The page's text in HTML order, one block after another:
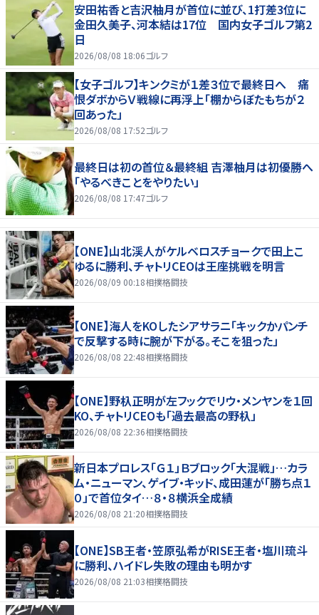
安田祐香と吉沢柚月が首位に並び、1打差3位に
金田久美子、河本結は17位 国内女子ゴルフ第2
日
2026/08/08 18:06ゴルフ
【女子ゴルフ】キンクミが１差３位で最終日へ 痛
恨ダボからＶ戦線に再浮上「棚からぼたもちが２
回あった」
2026/08/08 17:52ゴルフ
最終日は初の首位＆最終組 吉澤柚月は初優勝へ
「やるべきことをやりたい」
2026/08/08 17:47ゴルフ
【ONE】山北渓人がケルベロスチョークで田上こ
ゆるに勝利、チャトリCEOは王座挑戦を明言
2026/08/09 00:18相撲格闘技
【ONE】海人をKOしたシアサラニ「キックかパンチ
で反撃する時に腕が下がる。そこを狙った」
2026/08/08 22:48相撲格闘技
【ONE】野杁正明が左フックでリウ・メンヤンを１回
KO、チャトリCEOも「過去最高の野杁」
2026/08/08 22:36相撲格闘技
新日本プロレス「Ｇ１」Ｂブロック「大混戦」…カラ
ム・ニューマン、ゲイブ・キッド、成田蓮が「勝ち点１
０」で首位タイ…８・８横浜全成績
2026/08/08 21:20相撲格闘技
【ONE】SB王者・笠原弘希がRISE王者・塩川琉斗
に勝利、ハイドレ失敗の理由も明かす
2026/08/08 21:03相撲格闘技